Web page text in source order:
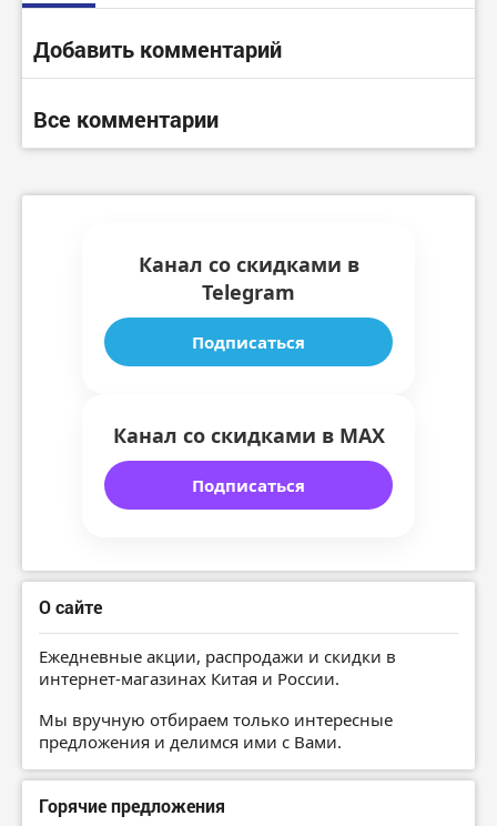
Добавить комментарий
Все комментарии
Канал со скидками в
Telegram
Подписаться
Канал со скидками в MAX
Подписаться
О сайте
Ежедневные акции, распродажи и скидки в
интернет-магазинах Китая и России.
Мы вручную отбираем только интересные
предложения и делимся ими с Вами.
Горячие предложения